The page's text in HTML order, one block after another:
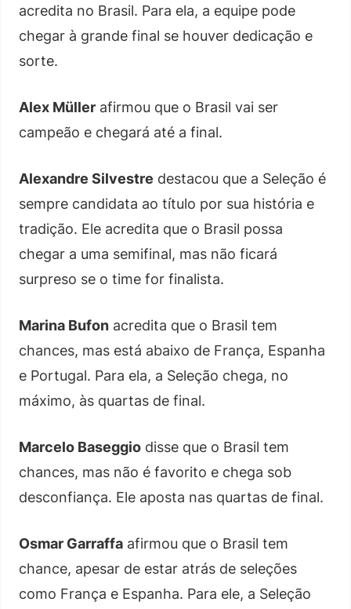
acredita no Brasil. Para ela, a equipe pode
chegar à grande final se houver dedicação e
sorte.
Alex Müller afirmou que o Brasil vai ser
campeão e chegará até a final.
Alexandre Silvestre destacou que a Seleção é
sempre candidata ao título por sua história e
tradição. Ele acredita que o Brasil possa
chegar a uma semifinal, mas não ficará
surpreso se o time for finalista.
Marina Bufon acredita que o Brasil tem
chances, mas está abaixo de França, Espanha
e Portugal. Para ela, a Seleção chega, no
máximo, às quartas de final.
Marcelo Baseggio disse que o Brasil tem
chances, mas não é favorito e chega sob
desconfiança. Ele aposta nas quartas de final.
Osmar Garraffa afirmou que o Brasil tem
chance, apesar de estar atrás de seleções
como França e Espanha. Para ele, a Seleção